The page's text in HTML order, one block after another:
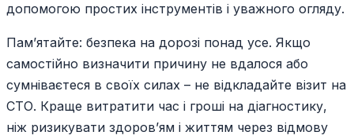
допомогою простих інструментів і уважного огляду.
Пам’ятайте: безпека на дорозі понад усе. Якщо
самостійно визначити причину не вдалося або
сумніваєтеся в своїх силах – не відкладайте візит на
СТО. Краще витратити час і гроші на діагностику,
ніж ризикувати здоров’ям і життям через відмову